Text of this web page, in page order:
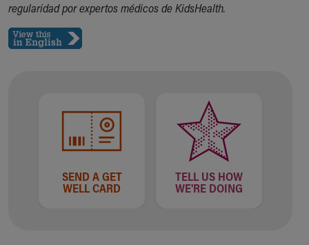
Directions
Doggie Brigade
During Your Visit
Gift Shop
Department of Public Safety
Health Info
Healthy Info, Healthy Kids
Inside Children's Blog
regularidad por expertos médicos de KidsHealth.
SEND A GET
WELL CARD
TELL US HOW
WE'RE DOING